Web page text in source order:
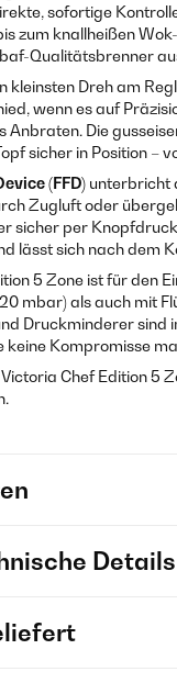
sofortige
zum knallheißen Wok-
Qualitätsbrenner
kleinsten Dreh am
wenn es auf
Anbraten. Die
sicher in Position –
(FFD) unterbricht
Zugluft oder
sicher per
lässt sich nach dem
5 Zone ist für den
mbar) als auch mit
Druckminderer sind
keine Kompromisse
Chef Edition 5
Details